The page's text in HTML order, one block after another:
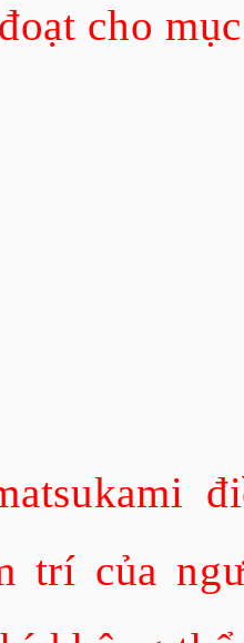
cho
trí của